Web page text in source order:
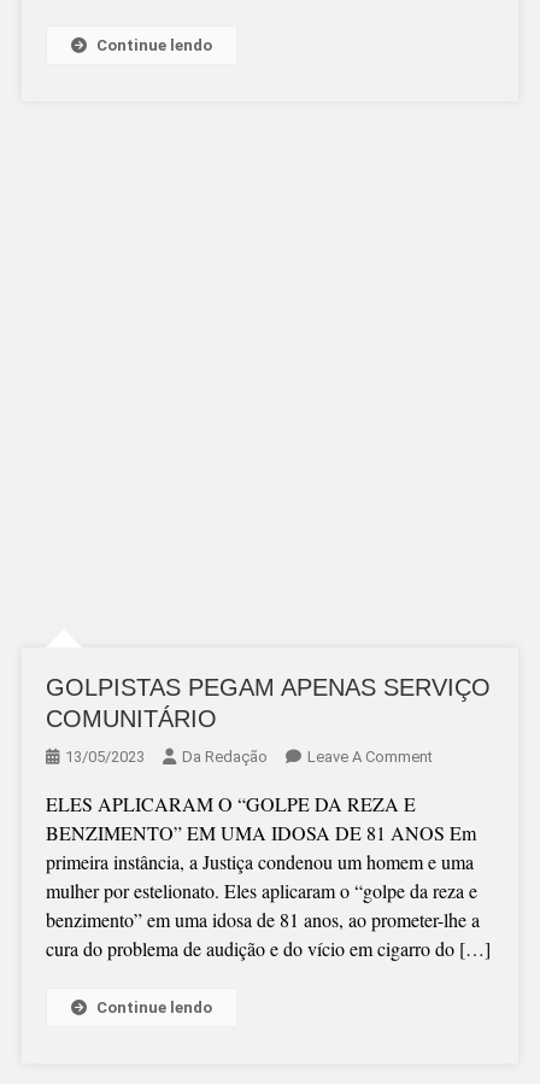
Continue lendo
GOLPISTAS PEGAM APENAS SERVIÇO
COMUNITÁRIO
13/05/2023 Da Redação Leave A CommentOn
APENAS
SERVIÇO
COMUNITÁRIO
ELES APLICARAM O “GOLPE DA REZA E
BENZIMENTO” EM UMA IDOSA DE 81 ANOS Em
primeira instância, a Justiça condenou um homem e uma
mulher por estelionato. Eles aplicaram o “golpe da reza e
benzimento” em uma idosa de 81 anos, ao prometer-lhe a
cura do problema de audição e do vício em cigarro do […]
Continue lendo